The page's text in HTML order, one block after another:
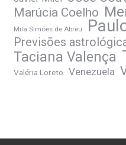
Marúcia Coelho
Mila Simões de Abreu
Previsões
Taciana Valença
Valéria Loreto Venezuela